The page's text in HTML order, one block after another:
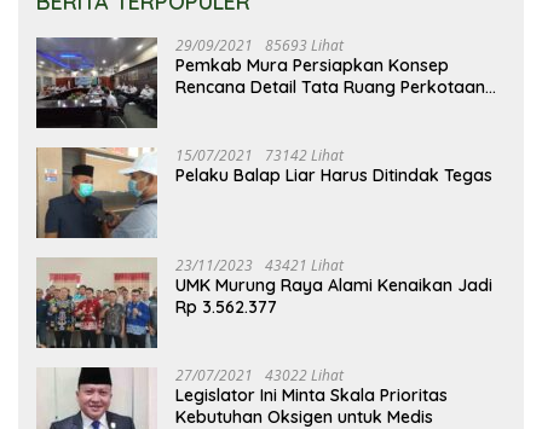
29/09/2021 85693 Lihat
Pemkab Mura Persiapkan Konsep
Rencana Detail Tata Ruang Perkotaan
15/07/2021 73142 Lihat
Pelaku Balap Liar Harus Ditindak Tegas
23/11/2023 43421 Lihat
UMK Murung Raya Alami Kenaikan Jadi
Rp 3.562.377
27/07/2021 43022 Lihat
Legislator Ini Minta Skala Prioritas
Kebutuhan Oksigen untuk Medis